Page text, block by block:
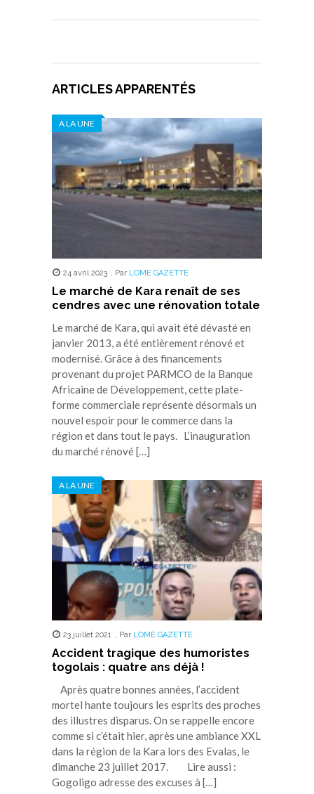
ARTICLES APPARENTÉS
A LA UNE
24 avril 2023 , Par LOME GAZETTE
Le marché de Kara renaît de ses
cendres avec une rénovation totale
Le marché de Kara, qui avait été dévasté en
janvier 2013, a été entièrement rénové et
modernisé. Grâce à des financements
provenant du projet PARMCO de la Banque
Africaine de Développement, cette plate-
forme commerciale représente désormais un
nouvel espoir pour le commerce dans la
région et dans tout le pays. L’inauguration
du marché rénové […]
A LA UNE
23 juillet 2021 , Par LOME GAZETTE
Accident tragique des humoristes
togolais : quatre ans déjà !
Après quatre bonnes années, l’accident
mortel hante toujours les esprits des proches
des illustres disparus. On se rappelle encore
comme si c’était hier, après une ambiance XXL
dans la région de la Kara lors des Evalas, le
dimanche 23 juillet 2017. Lire aussi :
Gogoligo adresse des excuses à […]